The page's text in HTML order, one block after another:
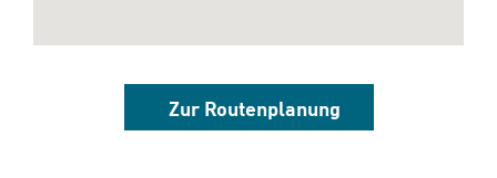
Zur Routenplanung